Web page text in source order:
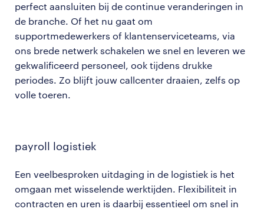
perfect aansluiten bij de continue veranderingen in
de branche. Of het nu gaat om
supportmedewerkers of klantenserviceteams, via
ons brede netwerk schakelen we snel en leveren we
gekwalificeerd personeel, ook tijdens drukke
periodes. Zo blijft jouw callcenter draaien, zelfs op
volle toeren.
payroll logistiek
Een veelbesproken uitdaging in de logistiek is het
omgaan met wisselende werktijden. Flexibiliteit in
contracten en uren is daarbij essentieel om snel in